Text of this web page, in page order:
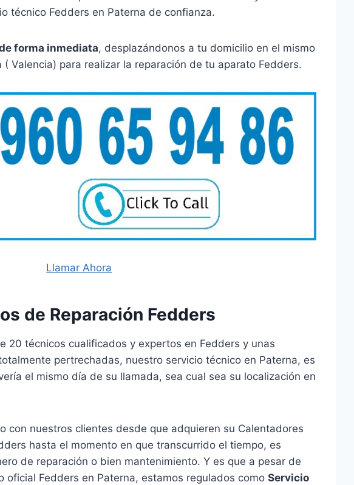
técnico Fedders en Paterna de confianza.
forma inmediata, desplazándonos a tu domicilio en el mismo
Valencia) para realizar la reparación de tu aparato Fedders.
Llamar Ahora
de Reparación Fedders
20 técnicos cualificados y expertos en Fedders y unas
pertrechadas, nuestro servicio técnico en Paterna, es
el mismo día de su llamada, sea cual sea su localización en
con nuestros clientes desde que adquieren su Calentadores
hasta el momento en que transcurrido el tiempo, es
de reparación o bien mantenimiento. Y es que a pesar de
oficial Fedders en Paterna, estamos regulados como Servicio